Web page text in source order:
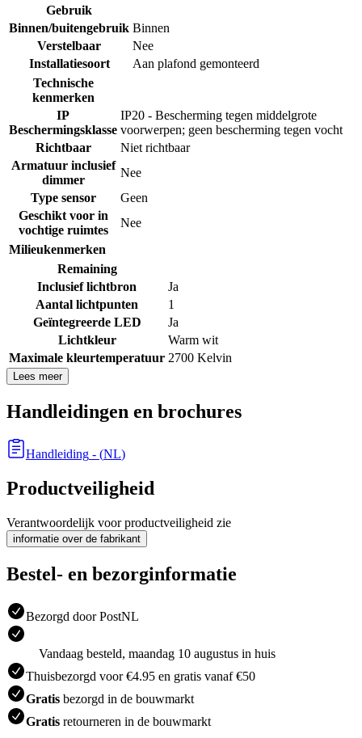
Gebruik
Binnen/buitengebruik Binnen
Verstelbaar
Nee
Installatiesoort
Aan plafond gemonteerd
Technische
kenmerken
IP
Beschermingsklasse
IP20 - Bescherming tegen middelgrote
voorwerpen; geen bescherming tegen vocht
Richtbaar
Niet richtbaar
Armatuur inclusief
dimmer
Nee
Type sensor
Geen
Geschikt voor in
vochtige ruimtes
Nee
Milieukenmerken
Remaining
Inclusief lichtbron
Ja
Aantal lichtpunten
1
Geïntegreerde LED
Ja
Lichtkleur
Warm wit
Maximale kleurtemperatuur 2700 Kelvin
Lees meer
Handleidingen en brochures
Handleiding - (NL)
Productveiligheid
Verantwoordelijk voor productveiligheid zie
informatie over de fabrikant
Bestel- en bezorginformatie
Bezorgd door PostNL
Vandaag besteld, maandag 10 augustus in huis
Thuisbezorgd voor €4.95 en gratis vanaf €50
Gratis bezorgd in de bouwmarkt
Gratis retourneren in de bouwmarkt